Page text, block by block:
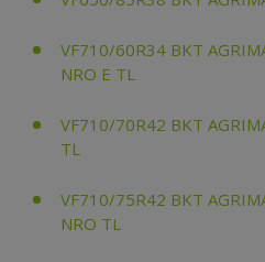
VF710/60R34 BKT
NRO E TL
VF710/70R42 BKT
TL
VF710/75R42 BKT
NRO TL